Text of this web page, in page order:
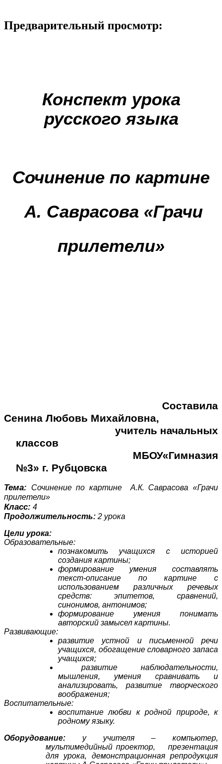
Предварительный просмотр:
Конспект урока
русского языка
Сочинение по картине
А. Саврасова «Грачи
прилетели»
Составила
Сенина Любовь Михайловна,
учитель начальных
классов
МБОУ«Гимназия
№3» г. Рубцовска
Тема: Сочинение по картине А.К. Саврасова «Грачи
прилетели»
Класс: 4
Продолжительность: 2 урока
Цели урока:
Образовательные:
познакомить учащихся с историей
создания картины;
формирование умения составлять
текст-описание по картине с
использованием различных речевых
средств: эпитетов, сравнений,
синонимов, антонимов;
формирование умения понимать
авторский замысел картины.
Развивающие:
развитие устной и письменной речи
учащихся, обогащение словарного запаса
учащихся;
развитие наблюдательности,
мышления, умения сравнивать и
анализировать, развитие творческого
воображения;
Воспитательные:
воспитание любви к родной природе, к
родному языку.
Оборудование: у учителя – компьютер,
мультимедийный проектор, презентация
для урока, демонстрационная репродукция